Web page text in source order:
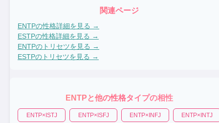
関連ページ
ENTPの性格詳細を見る →
ESTPの性格詳細を見る →
ENTPのトリセツを見る →
ESTPのトリセツを見る →
ENTP と他の性格タイプの相性
ENTP× ISTJ ENTP× ISFJ ENTP× INFJ ENTP× INTJ